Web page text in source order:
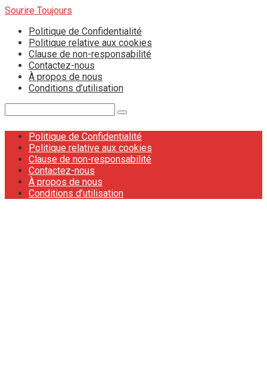
Skip
content
Sourire Toujours
Politique de Confidentialité
Politique relative aux cookies
Clause de non-responsabilité
Contactez-nous
À propos de nous
Conditions d’utilisation
Politique de Confidentialité
Politique relative aux cookies
Clause de non-responsabilité
Contactez-nous
À propos de nous
Conditions d’utilisation